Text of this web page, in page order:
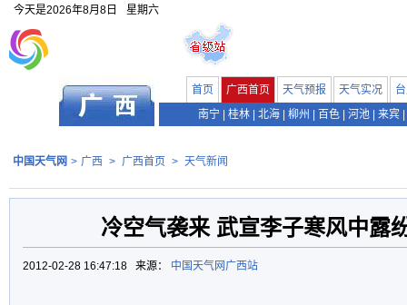
今天是2026年8月8日 星期六
首页 广西首页 天气预报 天气实况
南宁
桂林 北海 柳州 百色 河池 来宾
中国天气网 > 广西 > 广西首页 > 天气新闻
冷空气袭来 武宣李子寒风中露
2012-02-28 16:47:18 来源： 中国天气网广西站